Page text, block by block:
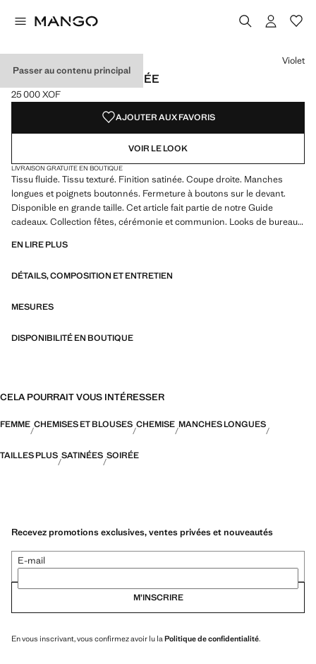
Passer au contenu principal
CHEMISE FLUIDE SATINÉE
Prix actuel [25 000 XOF ]
25 000 XOF
Choisissez une couleur
Couleur Émeraude
Couleur Noir
Couleur Blanc cassé
Couleur Violet sélectionnée
Violet
AJOUTER AUX FAVORIS
VOIR LE LOOK
LIVRAISON GRATUITE EN BOUTIQUE
Tissu fluide. Tissu texturé. Finition satinée. Coupe droite. Manches
longues et poignets boutonnés. Fermeture à boutons sur le devant.
Disponible en grande taille. Cet article fait partie de notre Guide
cadeaux. Collection fêtes, cérémonie et communion. Looks de bureau.
standard. Longueur manches longues. Coupe standard. Silhouette
fermeture à l’avant. Tissu léger. Col à revers Chemise. Imprimé rayures.
imprimé. Fantaisie Sans fantaisie. Regular-fit
EN LIRE PLUS
DÉTAILS, COMPOSITION ET ENTRETIEN
MESURES
DISPONIBILITÉ EN BOUTIQUE
CELA POURRAIT VOUS INTÉRESSER
FEMME CHEMISES ET BLOUSES CHEMISE MANCHES LONGUES
TAILLES PLUS SATINÉES SOIRÉE
Recevez promotions exclusives, ventes privées et nouveautés
E-mail
M’INSCRIRE
En vous inscrivant, vous confirmez avoir lu la Politique de confidentialité.